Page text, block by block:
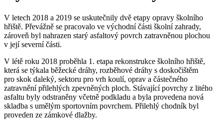
V letech 2018 a 2019 se uskutečnily dvě etapy opravy školního
hřiště. Převážně se pracovalo ve východní části školní zahrady,
zároveň byl nahrazen starý asfaltový povrch zatravněnou plochou
v její severní části.
V létě roku 2018 proběhla 1. etapa rekonstrukce školního hřiště,
která se týkala běžecké dráhy, rozběhové dráhy s doskočištěm
pro skok daleký, sektoru pro vrh koulí, oprav a částečného
zatravnění přilehlých zpevněných ploch. Stávající povrchy z litého
asfaltu byly odstraněny včetně podkladu a byla provedena nová
skladba s umělým sportovním povrchem. Přilehlý chodník byl
proveden ze zámkové dlažby.